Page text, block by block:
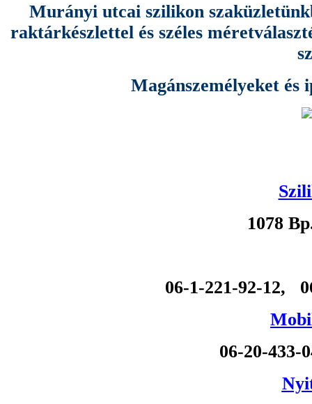
Murányi utcai szilikon
raktárkészlettel és széles
Magánszemélyeket és
1078
06-1-221-92-12,
06-20-